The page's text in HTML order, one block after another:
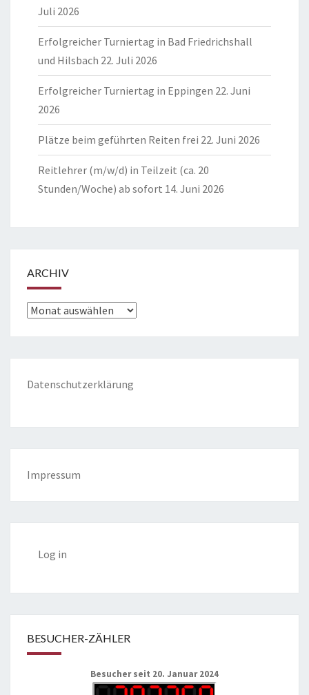
Juli 2026
Erfolgreicher Turniertag in Bad Friedrichshall
und Hilsbach 22. Juli 2026
Erfolgreicher Turniertag in Eppingen 22. Juni
2026
Plätze beim geführten Reiten frei 22. Juni 2026
Reitlehrer (m/w/d) in Teilzeit (ca. 20
Stunden/Woche) ab sofort 14. Juni 2026
ARCHIV
Archiv
Datenschutzerklärung
Impressum
Log in
BESUCHER-ZÄHLER
Besucher seit 20. Januar 2024